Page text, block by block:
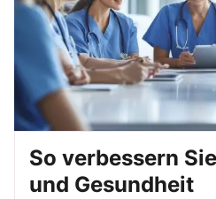
So verbessern
und Gesundheit